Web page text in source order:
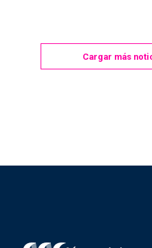
Cargar más